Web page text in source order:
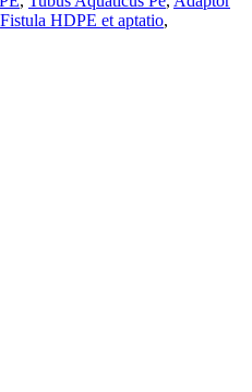
Fistula HDPE et aptatio,